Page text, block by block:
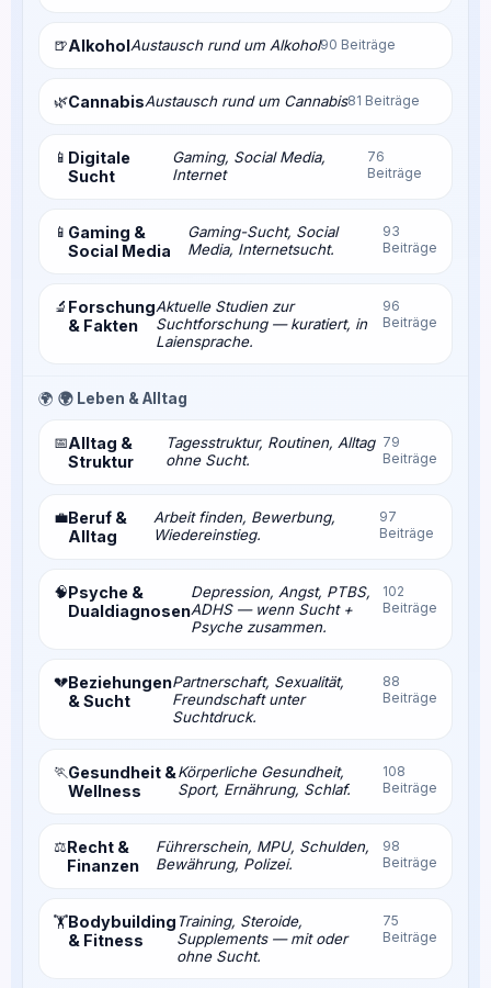
🍺AlkoholAustausch rund um Alkohol90 Beiträge
🌿CannabisAustausch rund um Cannabis81 Beiträge
📱 Digitale
Sucht
Gaming, Social Media,
Internet
76
Beiträge
📱 Gaming &
Social Media
Gaming-Sucht, Social
Media, Internetsucht.
93
Beiträge
🔬 Forschung
& Fakten
Aktuelle Studien zur
Suchtforschung — kuratiert, in
Laiensprache.
96
Beiträge
🌍 🌍 Leben & Alltag
📅Alltag &
Struktur
Tagesstruktur, Routinen, Alltag
ohne Sucht.
79
Beiträge
💼Beruf &
Alltag
Arbeit finden, Bewerbung,
Wiedereinstieg.
97
Beiträge
🧠Psyche &
Dualdiagnosen
Depression, Angst, PTBS,
ADHS — wenn Sucht +
Psyche zusammen.
102
Beiträge
💔Beziehungen
& Sucht
Partnerschaft, Sexualität,
Freundschaft unter
Suchtdruck.
88
Beiträge
🏃Gesundheit &
Wellness
Körperliche Gesundheit,
Sport, Ernährung, Schlaf.
108
Beiträge
⚖️Recht &
Finanzen
Führerschein, MPU, Schulden,
Bewährung, Polizei.
98
Beiträge
🏋️Bodybuilding
& Fitness
Training, Steroide,
Supplements — mit oder
ohne Sucht.
75
Beiträge